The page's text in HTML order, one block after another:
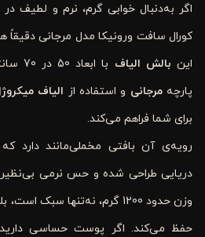
اگر به‌دنبال خوابی گرم، نرم و
کورال سافت ورونیکا مدل مرجانی
این بالش الیاف
با
پارچهمرجانی و استفاده از الیاف
برای شما فراهم می‌کند.
رویه‌ی آن بافتی مخملی‌مانند دارد
دریایی طراحی شده و حس نرمی
وزن حدود 1200 گرم، نه‌تنها
حفظ می‌کند. اگر پوست حساسی